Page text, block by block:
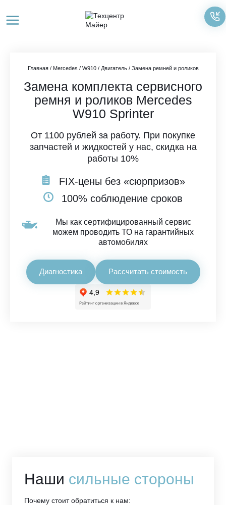
содержимому
Главная/ Mercedes / W910/ Двигатель/ Замена ремней и роликов
Замена комплекта сервисного
ремня и роликов Mercedes
W910 Sprinter
От 1100 рублей за работу. При покупке
запчастей и жидкостей у нас, скидка на
работы 10%
FIX-цены без «сюрпризов»
100% соблюдение сроков
Мы как сертифицированный сервис
можем проводить ТО на гарантийных
автомобилях
Диагностика Рассчитать стоимость
Наши сильные стороны
Почему стоит обратиться к нам: